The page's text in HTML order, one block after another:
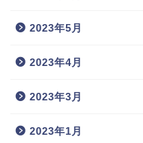
2023年5月
2023年4月
2023年3月
2023年1月